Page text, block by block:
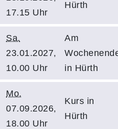
17.15 Uhr
Hürth
Sa.
23.01.2027,
10.00 Uhr
Am
in Hürth
Mo.
07.09.2026,
18.00 Uhr
Kurs in
Hürth